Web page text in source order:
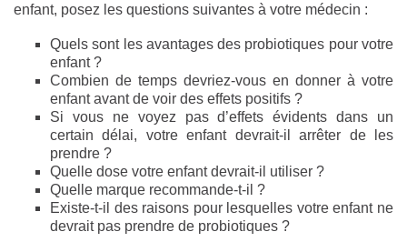
enfant, posez les questions suivantes à votre médecin :
Quels sont les avantages des probiotiques pour votre
enfant ?
Combien de temps devriez-vous en donner à votre
enfant avant de voir des effets positifs ?
Si vous ne voyez pas d’effets évidents dans un
certain délai, votre enfant devrait-il arrêter de les
prendre ?
Quelle dose votre enfant devrait-il utiliser ?
Quelle marque recommande-t-il ?
Existe-t-il des raisons pour lesquelles votre enfant ne
devrait pas prendre de probiotiques ?